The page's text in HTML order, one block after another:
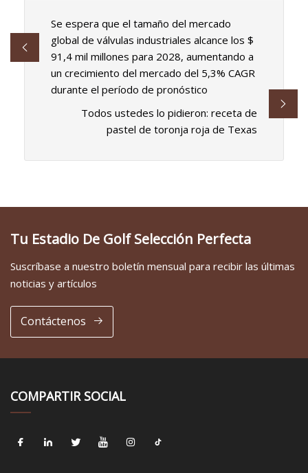
Se espera que el tamaño del mercado
global de válvulas industriales alcance los $
91,4 mil millones para 2028, aumentando a
un crecimiento del mercado del 5,3% CAGR
durante el período de pronóstico
Todos ustedes lo pidieron: receta de
pastel de toronja roja de Texas
Tu Estadio De Golf Selección Perfecta
Suscríbase a nuestro boletín mensual para recibir las últimas
noticias y artículos
Contáctenos
COMPARTIR SOCIAL